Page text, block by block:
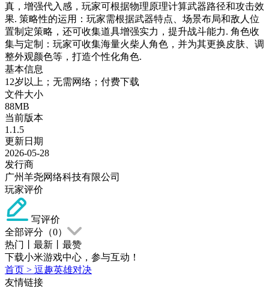
真，增强代入感，玩家可根据物理原理计算武器路径和攻击效
果. 策略性的运用：玩家需根据武器特点、场景布局和敌人位
置制定策略，还可收集道具增强实力，提升战斗能力. 角色收
集与定制：玩家可收集海量火柴人角色，并为其更换皮肤、调
整外观颜色等，打造个性化角色.
基本信息
12岁以上；无需网络；付费下载
文件大小
88MB
当前版本
1.1.5
更新日期
2026-05-28
发行商
广州羊尧网络科技有限公司
玩家评价
写评价
全部评分（0）
热门
最新
最赞
下载小米游戏中心，参与互动！
首页 > 逗趣英雄对决
友情链接